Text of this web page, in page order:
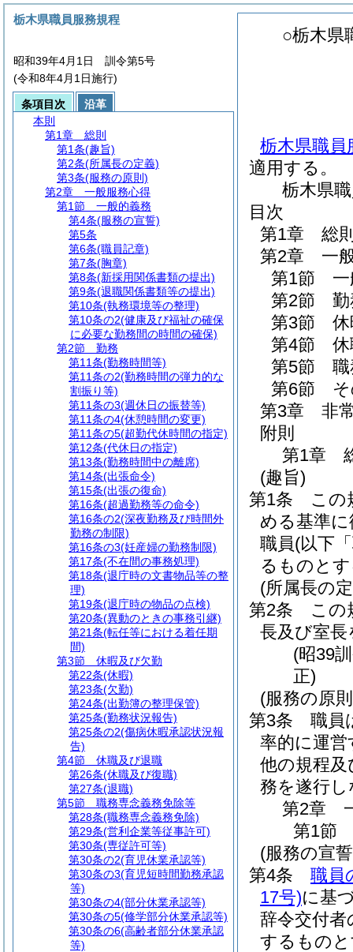
○栃木県
栃木県職員
適用する。
栃木県
目次
第1章
総
第2章
一
第1節
第2節
第3節
第4節
第5節
第6節
第3章
非
附則
第1章
(趣旨)
第1条
この
める基準
職員(以下
るものと
(所属長の
第2条
この
長及び室
(昭39
正)
(服務の原
第3条
職員
率的に運
他の規程
務を遂行
第2章
第1節
(服務の宣
第4条
職員
17号)に基
辞令交付者
するもの
栃木県職員服務規程
昭和39年4月1日 訓令第5号
(令和8年4月1日施行)
条項目次
沿革
本則
第1章
総則
第1条(趣旨)
第2条(所属長の定義)
第3条(服務の原則)
第2章
一般服務心得
第1節
一般的義務
第4条(服務の宣誓)
第5条
第6条(職員記章)
第7条(胸章)
第8条(新採用関係書類の提出)
第9条(退職関係書類等の提出)
第10条(執務環境等の整理)
第10条の2(健康及び福祉の確保
に必要な勤務間の時間の確保)
第2節
勤務
第11条(勤務時間等)
第11条の2(勤務時間の弾力的な
割振り等)
第11条の3(週休日の振替等)
第11条の4(休憩時間の変更)
第11条の5(超勤代休時間の指定)
第12条(代休日の指定)
第13条(勤務時間中の離席)
第14条(出張命令)
第15条(出張の復命)
第16条(超過勤務等の命令)
第16条の2(深夜勤務及び時間外
勤務の制限)
第16条の3(妊産婦の勤務制限)
第17条(不在間の事務処理)
第18条(退庁時の文書物品等の整
理)
第19条(退庁時の物品の点検)
第20条(異動のときの事務引継)
第21条(転任等における着任期
間)
第3節
休暇及び欠勤
第22条(休暇)
第23条(欠勤)
第24条(出勤簿の整理保管)
第25条(勤務状況報告)
第25条の2(傷病休暇承認状況報
告)
第4節
休職及び退職
第26条(休職及び復職)
第27条(退職)
第5節
職務専念義務免除等
第28条(職務専念義務免除)
第29条(営利企業等従事許可)
第30条(専従許可等)
第30条の2(育児休業承認等)
第30条の3(育児短時間勤務承認
等)
第30条の4(部分休業承認等)
第30条の5(修学部分休業承認等)
第30条の6(高齢者部分休業承認
等)